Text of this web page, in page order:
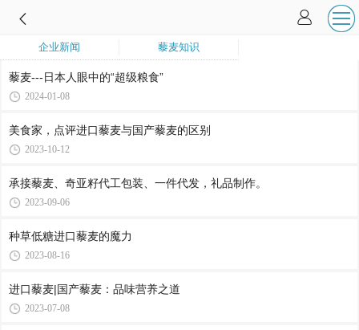
企业新闻 藜麦知识
藜麦---日本人眼中的“超级粮食”
2024-01-08
美食家，点评进口藜麦与国产藜麦的区别
2023-10-12
承接藜麦、奇亚籽代工包装、一件代发，礼品制作。
2023-09-06
​种草低糖进口藜麦的魔力
2023-08-16
进口藜麦|国产藜麦：品味营养之道
2023-07-08